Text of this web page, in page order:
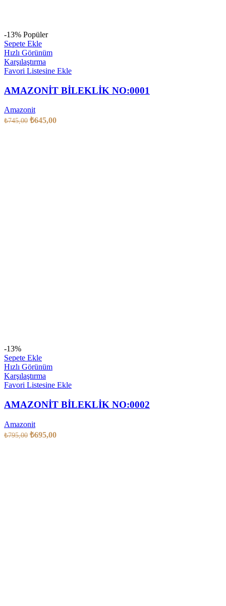
-13% Popüler
Sepete Ekle
Hızlı Görünüm
Karşılaştırma
Favori Listesine Ekle
AMAZONİT BİLEKLİK NO:0001
Amazonit
₺745,00 ₺645,00
-13%
Sepete Ekle
Hızlı Görünüm
Karşılaştırma
Favori Listesine Ekle
AMAZONİT BİLEKLİK NO:0002
Amazonit
₺795,00 ₺695,00